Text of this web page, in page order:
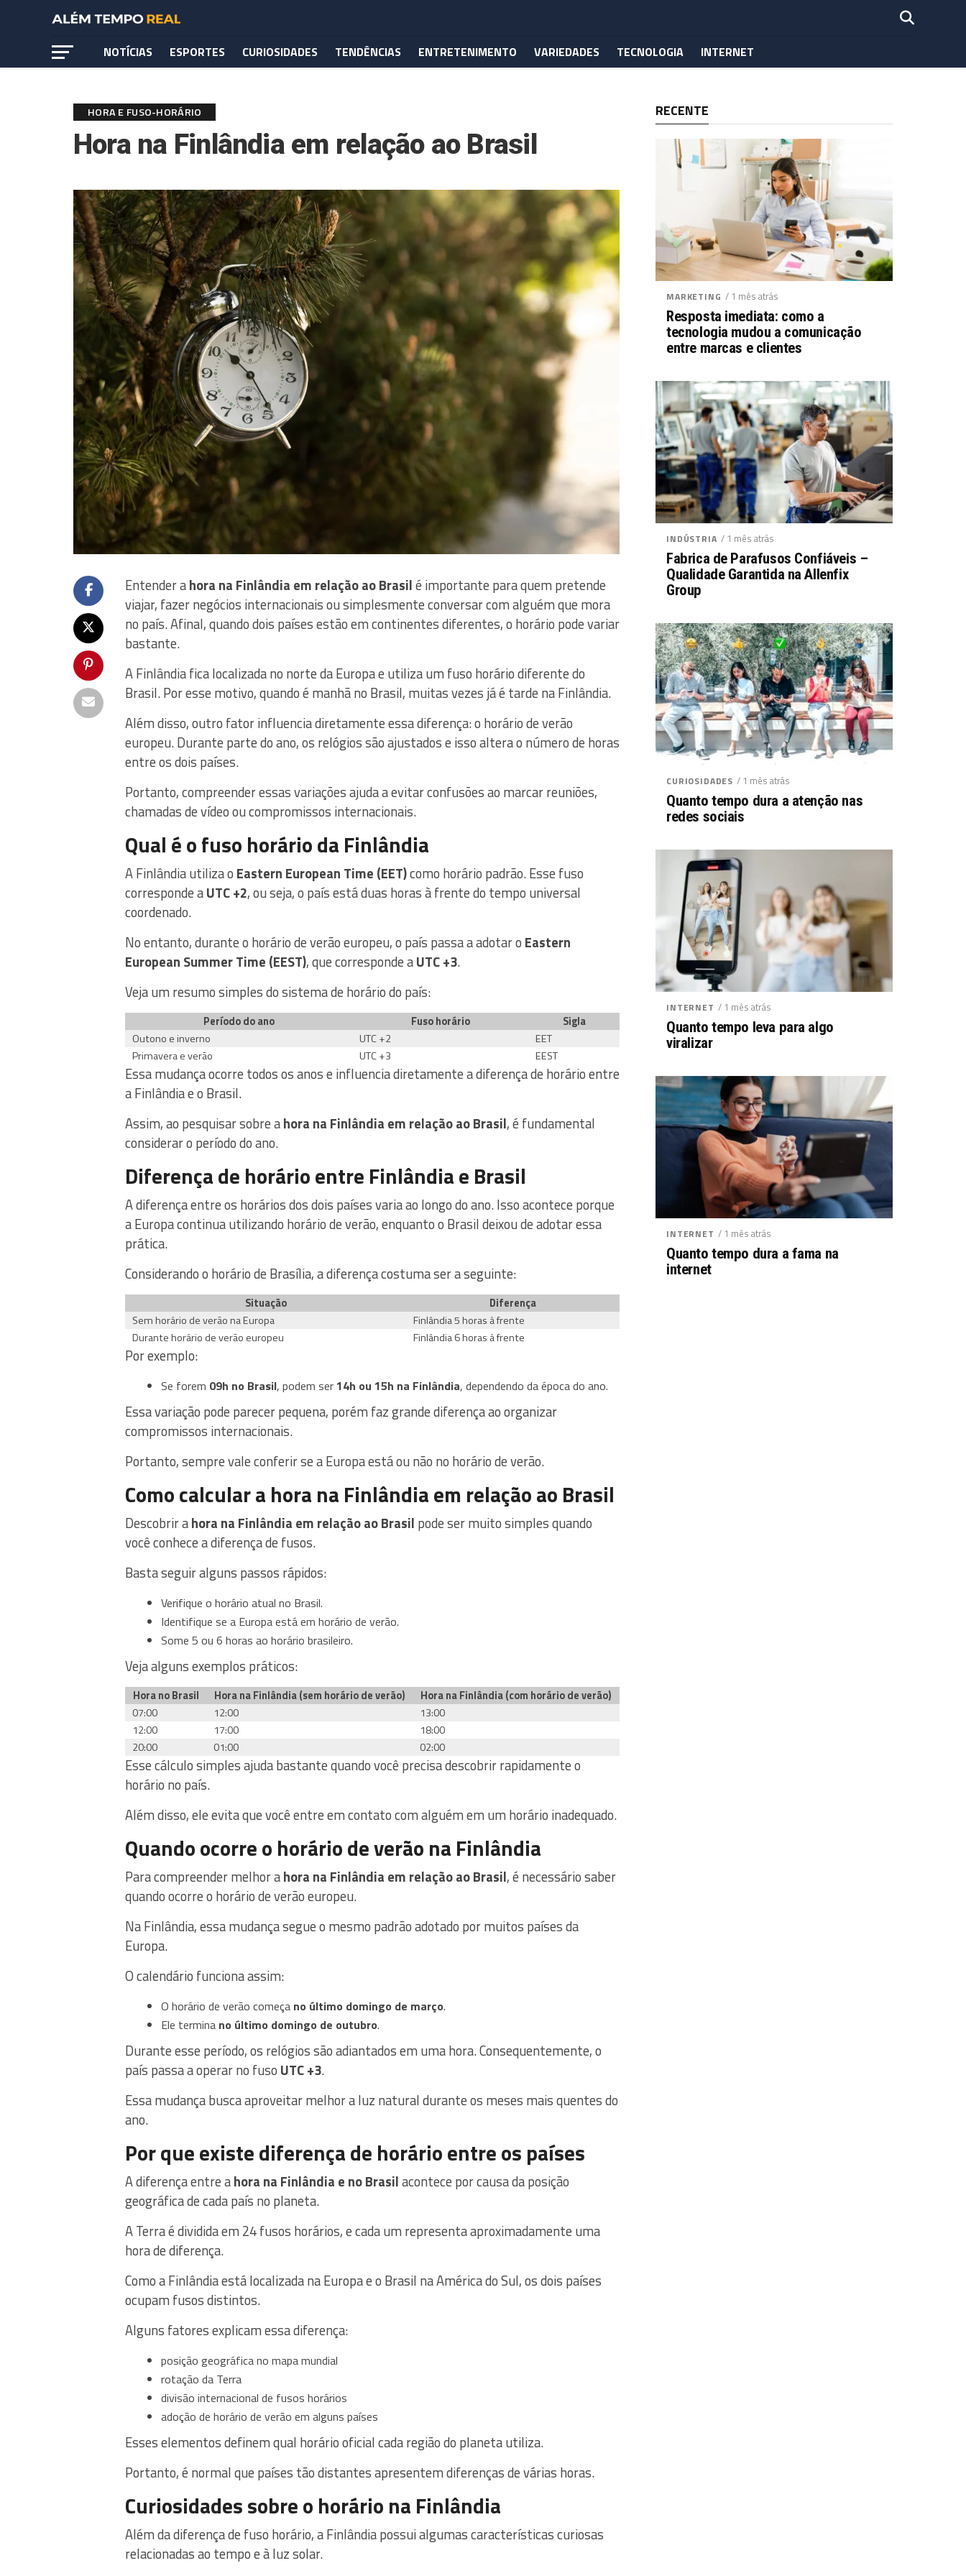
NOTÍCIAS ESPORTES CURIOSIDADES TENDÊNCIAS ENTRETENIMENTO VARIEDADES TECNOLOGIA INTERNET
HORA E FUSO-HORÁRIO
Hora na Finlândia em relação ao Brasil
Entender ahora na Finlândia em relação ao Brasilé importante para quem pretende
viajar, fazer negócios internacionais ou simplesmente conversar com alguém que mora
no país. Afinal, quando dois países estão em continentes diferentes, o horário pode variar
bastante.
A Finlândia fica localizada no norte da Europa e utiliza um fuso horário diferente do
Brasil. Por esse motivo, quando é manhã no Brasil, muitas vezes já é tarde na Finlândia.
Além disso, outro fator influencia diretamente essa diferença: o horário de verão
europeu. Durante parte do ano, os relógios são ajustados e isso altera o número de horas
entre os dois países.
Portanto, compreender essas variações ajuda a evitar confusões ao marcar reuniões,
chamadas de vídeo ou compromissos internacionais.
Qual é o fuso horário da Finlândia
A Finlândia utiliza o Eastern European Time (EET)como horário padrão. Esse fuso
corresponde aUTC +2, ou seja, o país está duas horas à frente do tempo universal
coordenado.
No entanto, durante o horário de verão europeu, o país passa a adotar o Eastern
European Summer Time (EEST), que corresponde aUTC +3.
Veja um resumo simples do sistema de horário do país:
Período do ano Fuso horário
Sigla
Outono e inverno
UTC +2
EET
Primavera e verão
UTC +3 EEST
Essa mudança ocorre todos os anos e influencia diretamente a diferença de horário entre
a Finlândia e o Brasil.
Assim, ao pesquisar sobre ahora na Finlândia em relação ao Brasil, é fundamental
considerar o período do ano.
Diferença de horário entre Finlândia e Brasil
A diferença entre os horários dos dois países varia ao longo do ano. Isso acontece porque
a Europa continua utilizando horário de verão, enquanto o Brasil deixou de adotar essa
prática.
Considerando o horário de Brasília, a diferença costuma ser a seguinte:
Situação
Diferença
Sem horário de verão na Europa
Finlândia 5 horas à frente
Durante horário de verão europeu
Finlândia 6 horas à frente
Por exemplo:
Se forem 09h no Brasil, podem ser 14h ou 15h na Finlândia, dependendo da época do ano.
Essa variação pode parecer pequena, porém faz grande diferença ao organizar
compromissos internacionais.
Portanto, sempre vale conferir se a Europa está ou não no horário de verão.
Como calcular a hora na Finlândia em relação ao Brasil
Descobrir ahora na Finlândia em relação ao Brasil pode ser muito simples quando
você conhece a diferença de fusos.
Basta seguir alguns passos rápidos:
Verifique o horário atual no Brasil.
Identifique se a Europa está em horário de verão.
Some 5 ou 6 horas ao horário brasileiro.
Veja alguns exemplos práticos:
Hora no Brasil Hora na Finlândia (sem horário de verão)
Hora na Finlândia (com horário de verão)
07:00
12:00
13:00
12:00
17:00
18:00
20:00
01:00 02:00
Esse cálculo simples ajuda bastante quando você precisa descobrir rapidamente o
horário no país.
Além disso, ele evita que você entre em contato com alguém em um horário inadequado.
Quando ocorre o horário de verão na Finlândia
Para compreender melhor ahora na Finlândia em relação ao Brasil, é necessário saber
quando ocorre o horário de verão europeu.
Na Finlândia, essa mudança segue o mesmo padrão adotado por muitos países da
Europa.
O calendário funciona assim:
O horário de verão começa no último domingo de março.
Ele termina no último domingo de outubro.
Durante esse período, os relógios são adiantados em uma hora. Consequentemente, o
país passa a operar no fuso UTC +3.
Essa mudança busca aproveitar melhor a luz natural durante os meses mais quentes do
ano.
Por que existe diferença de horário entre os países
A diferença entre ahora na Finlândia e no Brasilacontece por causa da posição
geográfica de cada país no planeta.
A Terra é dividida em 24 fusos horários, e cada um representa aproximadamente uma
hora de diferença.
Como a Finlândia está localizada na Europa e o Brasil na América do Sul, os dois países
ocupam fusos distintos.
Alguns fatores explicam essa diferença:
posição geográfica no mapa mundial
rotação da Terra
divisão internacional de fusos horários
adoção de horário de verão em alguns países
Esses elementos definem qual horário oficial cada região do planeta utiliza.
Portanto, é normal que países tão distantes apresentem diferenças de várias horas.
Curiosidades sobre o horário na Finlândia
Além da diferença de fuso horário, a Finlândia possui algumas características curiosas
relacionadas ao tempo e à luz solar.
RECENTE
MARKETING / 1 mês atrás
Resposta imediata: como a
tecnologia mudou a comunicação
entre marcas e clientes
INDÚSTRIA / 1 mês atrás
Fabrica de Parafusos Confiáveis –
Qualidade Garantida na Allenfix
Group
CURIOSIDADES / 1 mês atrás
Quanto tempo dura a atenção nas
redes sociais
INTERNET / 1 mês atrás
Quanto tempo leva para algo
viralizar
INTERNET / 1 mês atrás
Quanto tempo dura a fama na
internet